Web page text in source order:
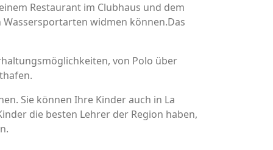
Restaurant im Clubhaus und dem
widmen können.Das
von Polo über
Sie können Ihre Kinder auch in La
die besten Lehrer der Region haben,